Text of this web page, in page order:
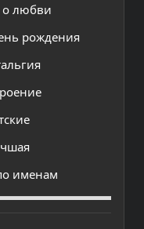
о любви
рождения
именам